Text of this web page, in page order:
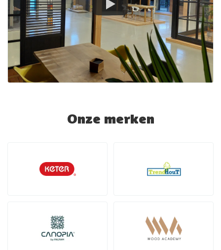
Onze merken